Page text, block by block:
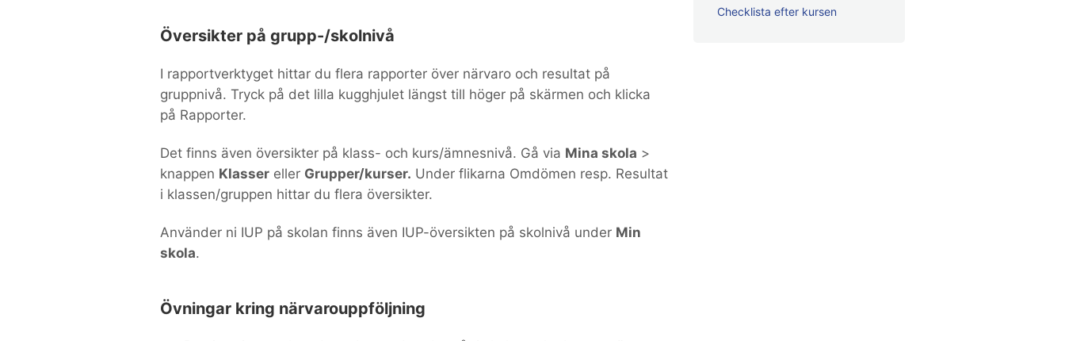
Översikter på grupp-/skolnivå
I rapportverktyget hittar du flera rapporter över närvaro och resultat på
gruppnivå. Tryck på det lilla kugghjulet längst till höger på skärmen och klicka
på Rapporter.
Det finns även översikter på klass- och kurs/ämnesnivå. Gå via Mina skola >
knappen Klasser eller Grupper/kurser. Under flikarna Omdömen resp. Resultat
i klassen/gruppen hittar du flera översikter.
Använder ni IUP på skolan finns även IUP-översikten på skolnivå under Min
skola.
Övningar kring närvarouppföljning
Checklista efter kursen